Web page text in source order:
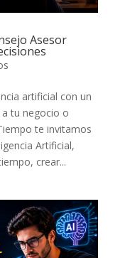
Asesor
artificial con un
tu negocio o
te invitamos
Artificial,
crear...